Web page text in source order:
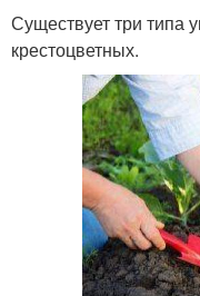
Существует три типа
крестоцветных.